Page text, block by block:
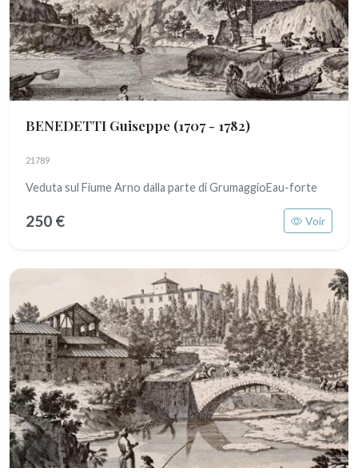
BENEDETTI Guiseppe (1707 - 1782)
21789
Veduta sul Fiume Arno dalla parte di GrumaggioEau-forte
250 € Voir